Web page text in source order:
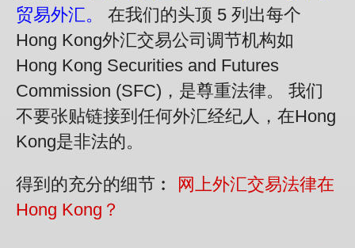
贸易外汇。
在我们的头顶 5 列出每个
Hong Kong外汇交易公司调节机构如
Hong Kong Securities and Futures
Commission (SFC)，是尊重法律。 我们
不要张贴链接到任何外汇经纪人，在Hong
Kong是非法的。
得到的充分的细节︰
网上外汇交易法律在
Hong Kong？